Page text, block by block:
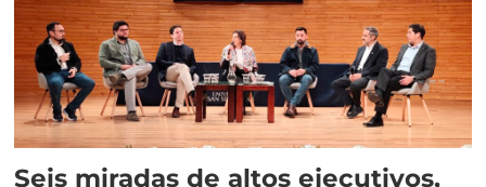
Seis miradas de altos ejecutivos,